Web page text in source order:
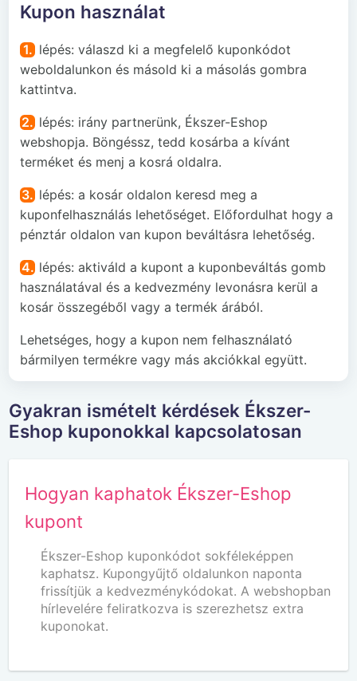
Kupon használat
1. lépés: válaszd ki a megfelelő kuponkódot
weboldalunkon és másold ki a másolás gombra
kattintva.
2. lépés: irány partnerünk, Ékszer-Eshop
webshopja. Böngéssz, tedd kosárba a kívánt
terméket és menj a kosrá oldalra.
3. lépés: a kosár oldalon keresd meg a
kuponfelhasználás lehetőséget. Előfordulhat hogy a
pénztár oldalon van kupon beváltásra lehetőség.
4. lépés: aktiváld a kupont a kuponbeváltás gomb
használatával és a kedvezmény levonásra kerül a
kosár összegéből vagy a termék árából.
Lehetséges, hogy a kupon nem felhasználató
bármilyen termékre vagy más akciókkal együtt.
Gyakran ismételt kérdések Ékszer-
Eshop kuponokkal kapcsolatosan
Hogyan kaphatok Ékszer-Eshop
kupont
Ékszer-Eshop kuponkódot sokféleképpen
kaphatsz. Kupongyűjtő oldalunkon naponta
frissítjük a kedvezménykódokat. A webshopban
hírlevelére feliratkozva is szerezhetsz extra
kuponokat.